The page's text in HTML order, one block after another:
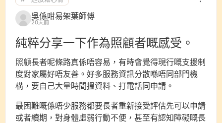
吳係咁易架葉師傅
20天前
純粹分享一下作為照顧者嘅感受。
照顧長者呢條路真係唔容易，有時會覺得現行嘅支援制
度對家屬好唔友善。好多服務資訊分散喺唔同部門機
構，要自己大量時間搵資料、打電話同申請。
最困難嘅係唔少服務都要長者重新接受評估先可以申請
或者續期，對身體虛弱行動不便，甚至有認知障礙嘅長